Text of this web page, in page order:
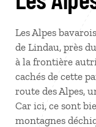
Les Alpes
de Lindau, près
à la frontière
cachés de cette
route des Alpes,
Car ici, ce sont
montagnes